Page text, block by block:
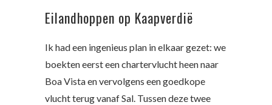
Eilandhoppen op Kaapverdië
Ik had een ingenieus plan in elkaar gezet: we
boekten eerst een chartervlucht heen naar
Boa Vista en vervolgens een goedkope
vlucht terug vanaf Sal. Tussen deze twee